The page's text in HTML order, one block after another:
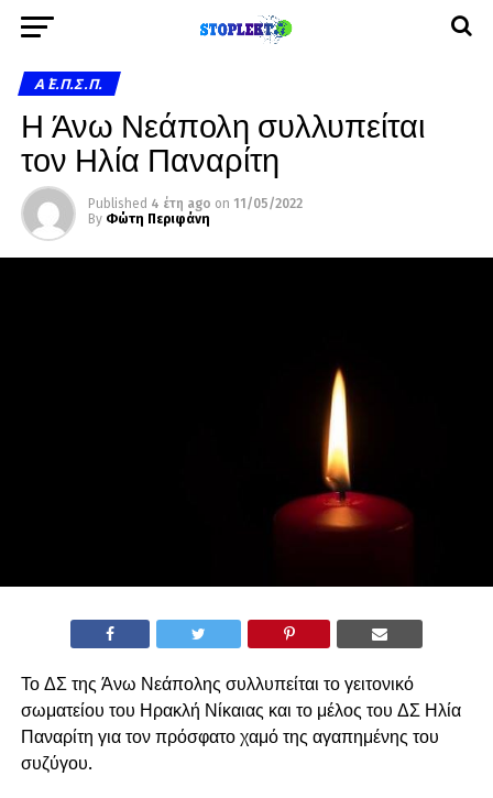
Α΄ Ε.Π.Σ.Π.
Η Άνω Νεάπολη συλλυπείται
τον Ηλία Παναρίτη
Published 4 έτη ago on 11/05/2022
By Φώτη Περιφάνη
Το ΔΣ της Άνω Νεάπολης συλλυπείται το γειτονικό
σωματείου του Ηρακλή Νίκαιας και το μέλος του ΔΣ Ηλία
Παναρίτη για τον πρόσφατο χαμό της αγαπημένης του
συζύγου.